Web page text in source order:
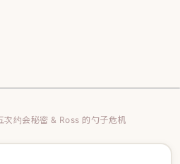
次约会秘密 & Ross 的勺子危机